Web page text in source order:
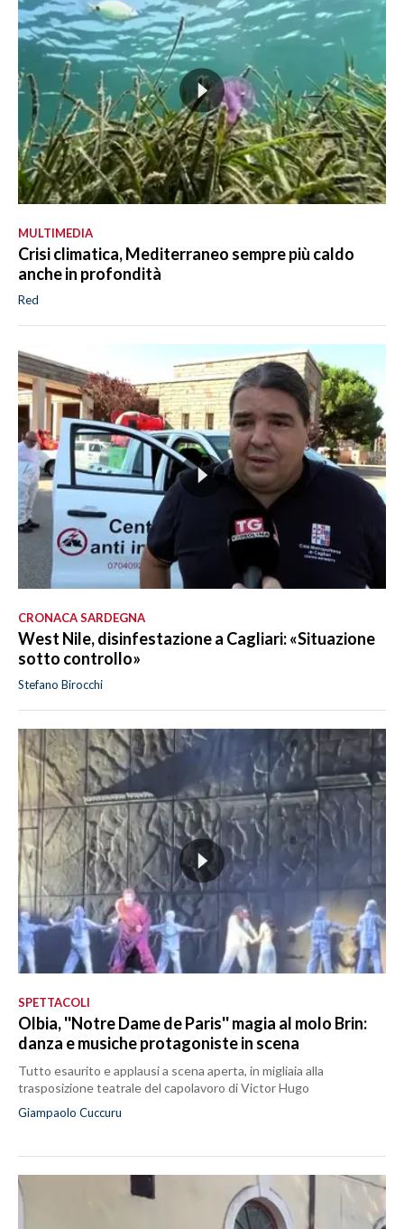
MULTIMEDIA
Crisi climatica, Mediterraneo sempre più caldo
anche in profondità
Red
CRONACA SARDEGNA
West Nile, disinfestazione a Cagliari: «Situazione
sotto controllo»
Stefano Birocchi
SPETTACOLI
Olbia, ''Notre Dame de Paris'' magia al molo Brin:
danza e musiche protagoniste in scena
Tutto esaurito e applausi a scena aperta, in migliaia alla
trasposizione teatrale del capolavoro di Victor Hugo
Giampaolo Cuccuru